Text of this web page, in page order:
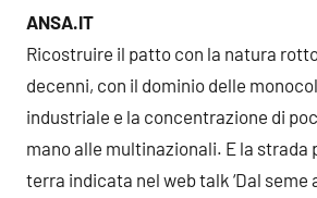
ANSA.IT
Ricostruire il patto con la natura
decenni, con il dominio delle
industriale e la concentrazione di
mano alle multinazionali. E la strada
terra indicata nel web talk ‘Dal seme